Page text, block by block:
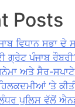
Posts
ਵਿਧਾਨ ਸਭਾ ਦੇ
ਗ੍ਰੇਟ ਪੰਜਾਬ
ਅਤੇ ਸੈਰ-
‘ਤੇ
ਪੁਲਿਸ ਵੱਲੋਂ